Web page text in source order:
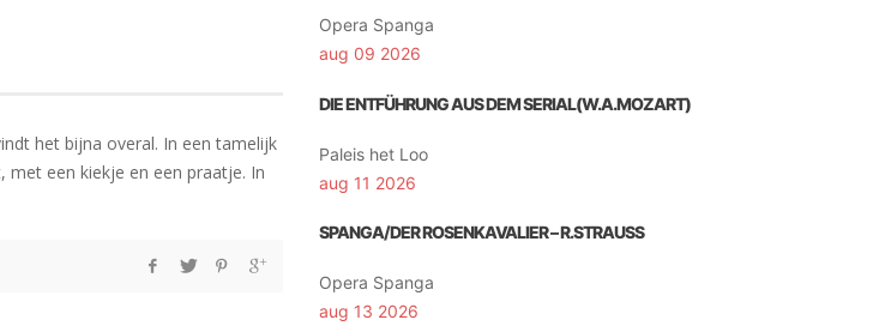
het bijna overal. In een tamelijk
een kiekje en een praatje. In
Opera Spanga
aug 09 2026
DIE ENTFÜHRUNG AUS DEM SERIAL(W.A.MOZART)
Paleis het Loo
aug 11 2026
SPANGA/DER ROSENKAVALIER – R.STRAUSS
Opera Spanga
aug 13 2026